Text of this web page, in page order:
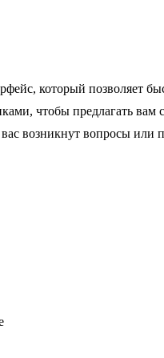
который позволяет
чтобы предлагать вам
возникнут вопросы